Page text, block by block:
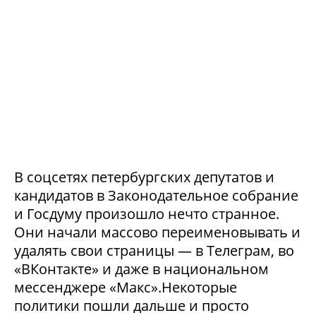
В соцсетях петербургских депутатов и
кандидатов в Законодательное собрание
и Госдуму произошло нечто странное.
Они начали массово переименовывать и
удалять свои страницы — в Телеграм, во
«ВКонтакте» и даже в национальном
мессенджере «Макс».Некоторые
политики пошли дальше и просто